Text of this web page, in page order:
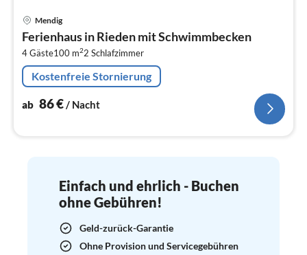
Mendig
Ferienhaus in Rieden mit Schwimmbecken
4 Gäste100 m22 Schlafzimmer
Kostenfreie Stornierung
ab 86€/ Nacht
Einfach und ehrlich - Buchen
ohne Gebühren!
Geld-zurück-Garantie
Ohne Provision und Servicegebühren